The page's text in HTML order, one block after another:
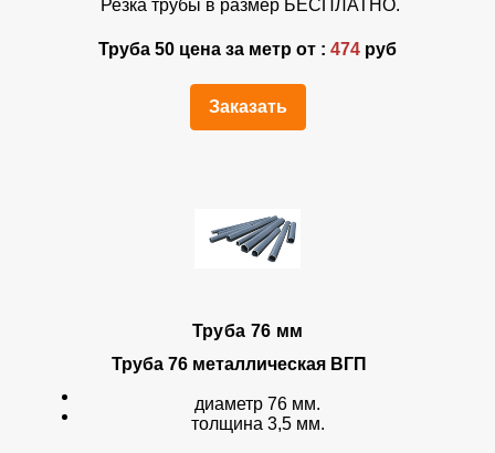
Резка трубы в размер БЕСПЛАТНО.
Труба 50 цена за метр от : 474 руб
Заказать
Труба 76 мм
Труба 76 металлическая ВГП
диаметр 76 мм.
толщина 3,5 мм.